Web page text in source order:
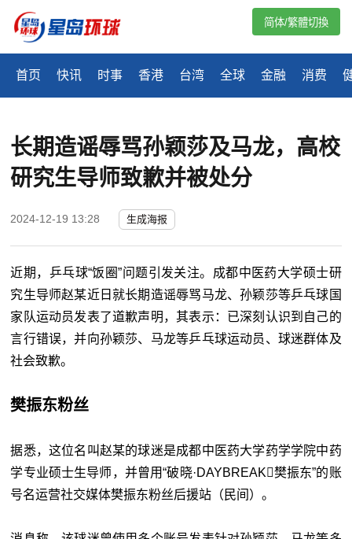
首页 快讯 时事 香港 台湾 全球 金融 消费
简体/繁體切換
长期造谣辱骂孙颖莎及马龙，高校
研究生导师致歉并被处分
2024-12-19 13:28 生成海报
近期，乒乓球“饭圈”问题引发关注。成都中医药大学硕士研
究生导师赵某近日就长期造谣辱骂马龙、孙颖莎等乒乓球国
家队运动员发表了道歉声明，其表示：已深刻认识到自己的
言行错误，并向孙颖莎、马龙等乒乓球运动员、球迷群体及
社会致歉。
樊振东粉丝
据悉，这位名叫赵某的球迷是成都中医药大学药学学院中药
学专业硕士生导师，并曾用“破晓·DAYBREAK樊振东”的账
号名运营社交媒体樊振东粉丝后援站（民间）。